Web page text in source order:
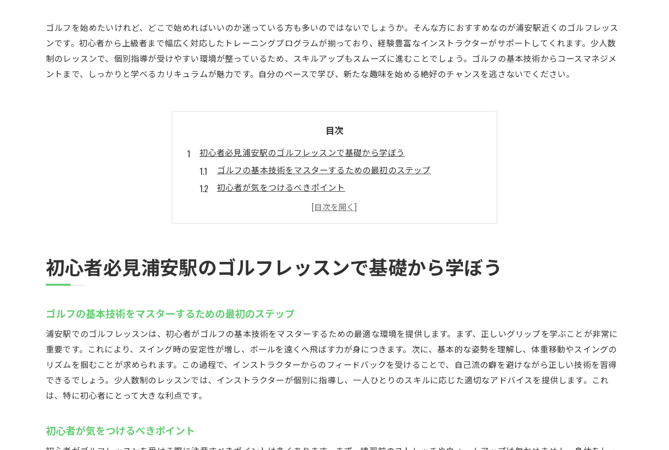
ゴルフを始めたいけれど、どこで始めればいいのか迷っている方も多いのではないでしょうか。そんな方におすすめなのが浦安駅近くのゴルフレッス
ンです。初心者から上級者まで幅広く対応したトレーニングプログラムが揃っており、経験豊富なインストラクターがサポートしてくれます。少人数
制のレッスンで、個別指導が受けやすい環境が整っているため、スキルアップもスムーズに進むことでしょう。ゴルフの基本技術からコースマネジメ
ントまで、しっかりと学べるカリキュラムが魅力です。自分のペースで学び、新たな趣味を始める絶好のチャンスを逃さないでください。
目次
初心者必見浦安駅のゴルフレッスンで基礎から学ぼう
ゴルフの基本技術をマスターするための最初のステップ
初心者が気をつけるべきポイント
ゴルフクラブの選び方と扱い方
スイングの基本と練習方法
初心者におすすめの練習ドリル
スキルアップも目指せる浦安駅のゴルフレッスントレーニングプログラム
フィジカルとメンタルの両面からアプローチ
距離感を養うためのショートゲームトレーニング
スキルアップのためのパッティング練習法
定期的な評価とフィードバックで成長を感じよう
浦安駅で個別指導が受けられるゴルフレッスンの魅力
初心者必見浦安駅のゴルフレッスンで基礎から学ぼう
ゴルフの基本技術をマスターするための最初のステップ
浦安駅でのゴルフレッスンは、初心者がゴルフの基本技術をマスターするための最適な環境を提供します。まず、正しいグリップを学ぶことが非常に
重要です。これにより、スイング時の安定性が増し、ボールを遠くへ飛ばす力が身につきます。次に、基本的な姿勢を理解し、体重移動やスイングの
リズムを掴むことが求められます。この過程で、インストラクターからのフィードバックを受けることで、自己流の癖を避けながら正しい技術を習得
できるでしょう。少人数制のレッスンでは、インストラクターが個別に指導し、一人ひとりのスキルに応じた適切なアドバイスを提供します。これ
は、特に初心者にとって大きな利点です。
初心者が気をつけるべきポイント